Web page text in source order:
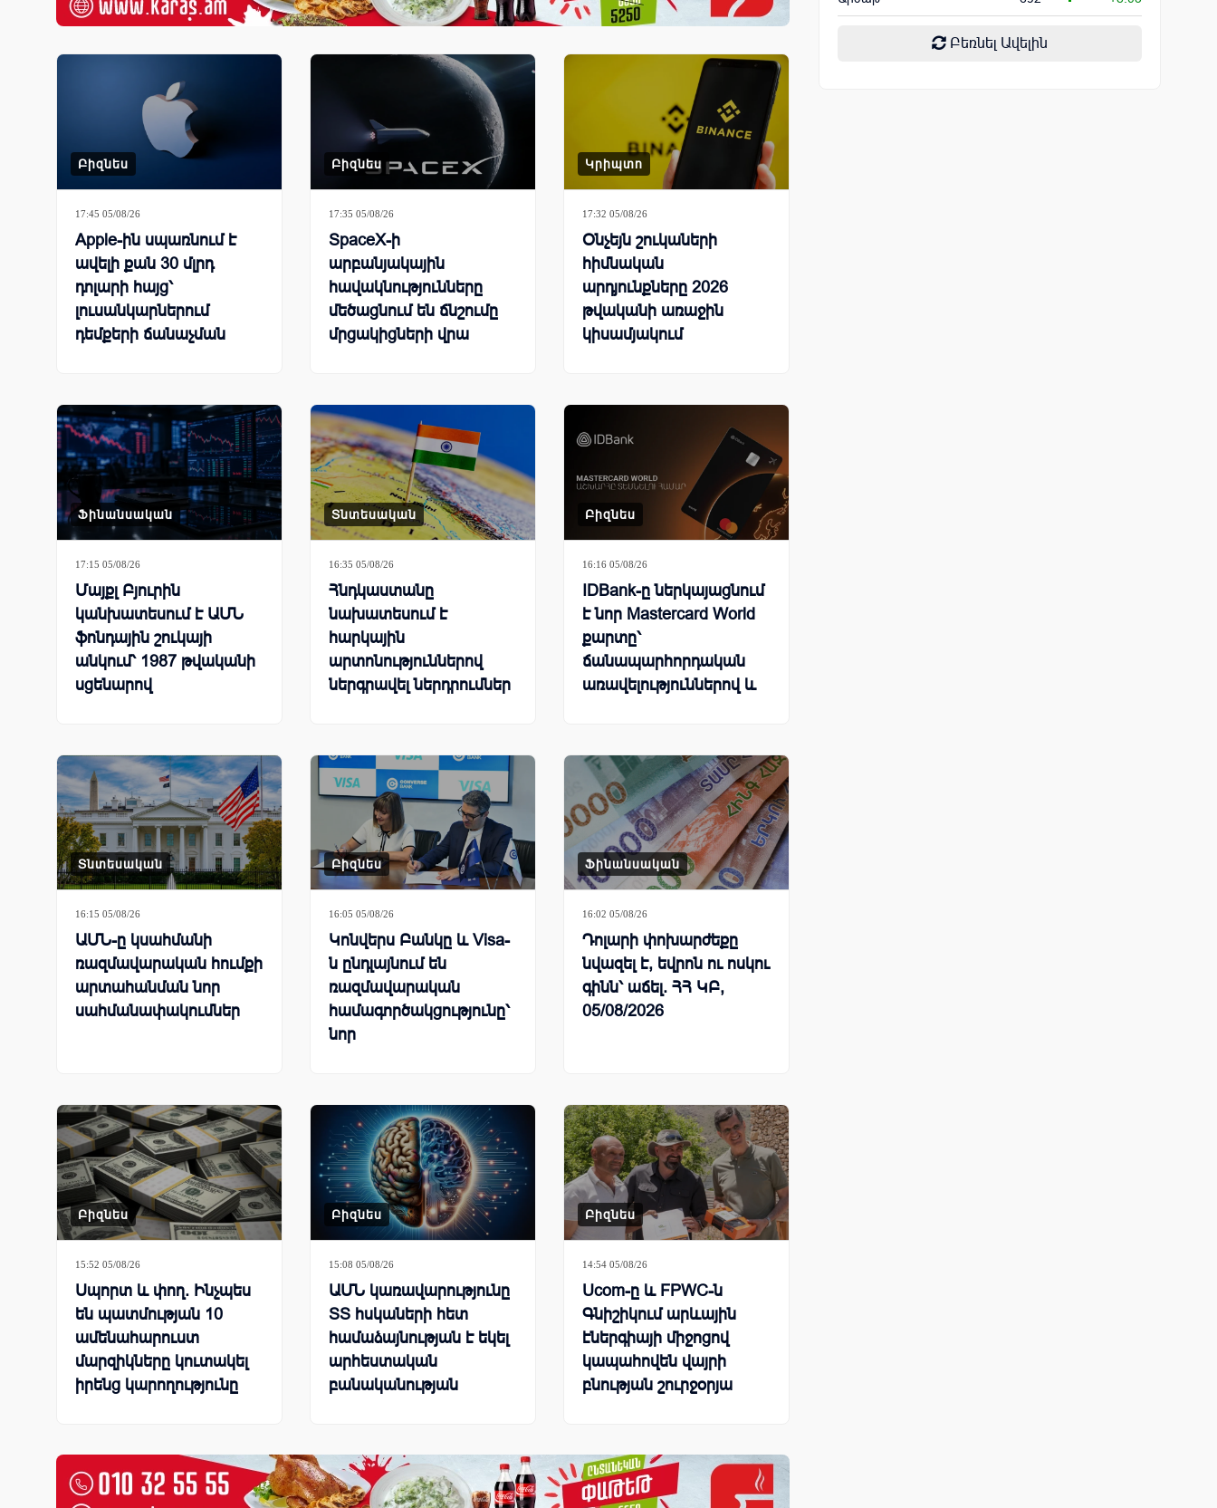
Բեռնել Ավելին
Բիզնես
17:45 05/08/26
Apple-ին սպառնում է
ավելի քան 30 մլրդ
դոլարի հայց՝
լուսանկարներում
դեմքերի ճանաչման
Բիզնես
17:35 05/08/26
SpaceX-ի
արբանյակային
հավակնությունները
մեծացնում են ճնշումը
մրցակիցների վրա
Կրիպտո
17:32 05/08/26
Օնչեյն շուկաների
հիմնական
արդյունքները 2026
թվականի առաջին
կիսամյակում
Ֆինանսական
17:15 05/08/26
Մայքլ Բյուրին
կանխատեսում է ԱՄՆ
ֆոնդային շուկայի
անկում՝ 1987 թվականի
սցենարով
Տնտեսական
16:35 05/08/26
Հնդկաստանը
նախատեսում է
հարկային
արտոնություններով
ներգրավել ներդրումներ
Բիզնես
16:16 05/08/26
IDBank-ը ներկայացնում
է նոր Mastercard World
քարտը՝
ճանապարհորդական
առավելություններով և
Տնտեսական
16:15 05/08/26
ԱՄՆ-ը կսահմանի
ռազմավարական հումքի
արտահանման նոր
սահմանափակումներ
Բիզնես
16:05 05/08/26
Կոնվերս Բանկը և Visa-
ն ընդլայնում են
ռազմավարական
համագործակցությունը՝
նոր
նպատակով
Ֆինանսական
16:02 05/08/26
Դոլարի փոխարժեքը
նվազել է, եվրոն ու ոսկու
գինն՝ աճել. ՀՀ ԿԲ,
05/08/2026
Բիզնես
15:52 05/08/26
Սպորտ և փող. Ինչպես
են պատմության 10
ամենահարուստ
մարզիկները կուտակել
իրենց կարողությունը
Բիզնես
15:08 05/08/26
ԱՄՆ կառավարությունը
ՏՏ հսկաների հետ
համաձայնության է եկել
արհեստական
բանականության
Բիզնես
14:54 05/08/26
Ucom-ը և FPWC-ն
Գնիշիկում արևային
էներգիայի միջոցով
կապահովեն վայրի
բնության շուրջօրյա